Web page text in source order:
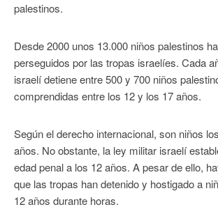
palestinos.
Desde 2000 unos 13.000 niños palestinos
perseguidos por las tropas israelíes. Cada
israelí detiene entre 500 y 700 niños
comprendidas entre los 12 y los 17 años.
Según el derecho internacional, son niños
años. No obstante, la ley militar israelí
edad penal a los 12 años. A pesar de ello,
que las tropas han detenido y hostigado a
12 años durante horas.